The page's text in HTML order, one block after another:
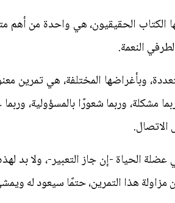
الكتاب الحقيقيون، هي واحدة من
النعمة.
وبأغراضها المختلفة، هي
مشكلة، وربما شعورًا بالمسؤولية،
عضلة الحياة -إن جاز التعبير-، ولا بد
مزاولة هذا التمرين، حتمًا سيعود له